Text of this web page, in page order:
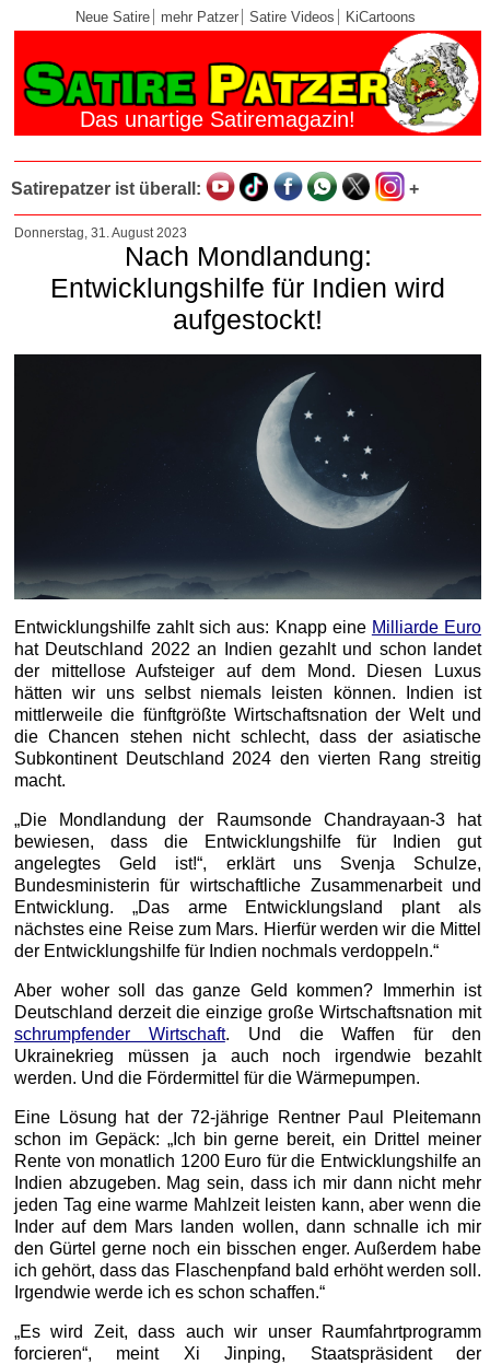
Neue Satire mehr Patzer Satire Videos KiCartoons
Das unartige Satiremagazin!
Satirepatzer ist überall: +
Donnerstag, 31. August 2023
Nach Mondlandung:
Entwicklungshilfe für Indien wird
aufgestockt!
Entwicklungshilfe zahlt sich aus: Knapp eine Milliarde Euro
hat Deutschland 2022 an Indien gezahlt und schon landet
der mittellose Aufsteiger auf dem Mond. Diesen Luxus
hätten wir uns selbst niemals leisten können. Indien ist
mittlerweile die fünftgrößte Wirtschaftsnation der Welt und
die Chancen stehen nicht schlecht, dass der asiatische
Subkontinent Deutschland 2024 den vierten Rang streitig
macht.
„Die Mondlandung der Raumsonde Chandrayaan-3 hat
bewiesen, dass die Entwicklungshilfe für Indien gut
angelegtes Geld ist!“, erklärt uns Svenja Schulze,
Bundesministerin für wirtschaftliche Zusammenarbeit und
Entwicklung. „Das arme Entwicklungsland plant als
nächstes eine Reise zum Mars. Hierfür werden wir die Mittel
der Entwicklungshilfe für Indien nochmals verdoppeln.“
Aber woher soll das ganze Geld kommen? Immerhin ist
Deutschland derzeit die einzige große Wirtschaftsnation mit
schrumpfender Wirtschaft. Und die Waffen für den
Ukrainekrieg müssen ja auch noch irgendwie bezahlt
werden. Und die Fördermittel für die Wärmepumpen.
Eine Lösung hat der 72-jährige Rentner Paul Pleitemann
schon im Gepäck: „Ich bin gerne bereit, ein Drittel meiner
Rente von monatlich 1200 Euro für die Entwicklungshilfe an
Indien abzugeben. Mag sein, dass ich mir dann nicht mehr
jeden Tag eine warme Mahlzeit leisten kann, aber wenn die
Inder auf dem Mars landen wollen, dann schnalle ich mir
den Gürtel gerne noch ein bisschen enger. Außerdem habe
ich gehört, dass das Flaschenpfand bald erhöht werden soll.
Irgendwie werde ich es schon schaffen.“
„Es wird Zeit, dass auch wir unser Raumfahrtprogramm
forcieren“, meint Xi Jinping, Staatspräsident der